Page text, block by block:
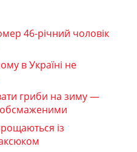
46-річний чоловік
в Україні не
гриби на зиму —
із